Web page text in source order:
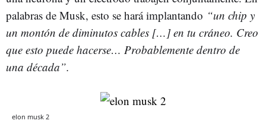
palabras de Musk, esto se hará implantando “un chip y
un montón de diminutos cables […] en tu cráneo. Creo
que esto puede hacerse… Probablemente dentro de
una década”.
elon musk 2